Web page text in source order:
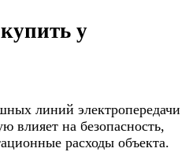
у
линий электропередачи
влияет на безопасность,
расходы объекта.